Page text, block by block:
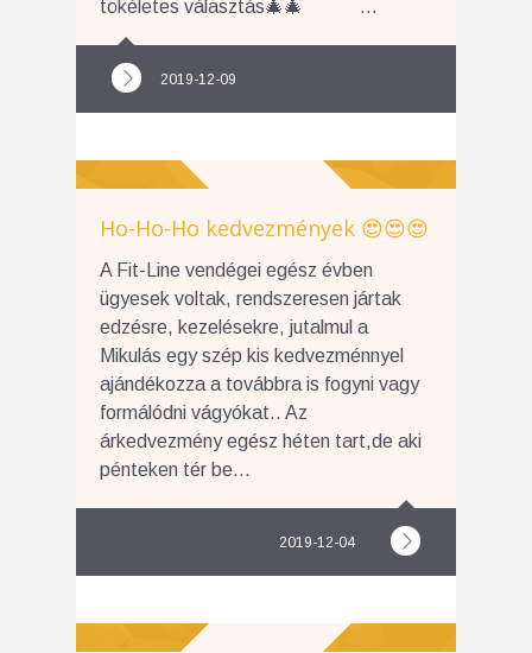
tökéletes választás🎄🎄 ...
2019-12-09
Ho-Ho-Ho kedvezmények 😍😍😍
A Fit-Line vendégei egész évben
ügyesek voltak, rendszeresen jártak
edzésre, kezelésekre, jutalmul a
Mikulás egy szép kis kedvezménnyel
ajándékozza a továbbra is fogyni vagy
formálódni vágyókat.. Az
árkedvezmény egész héten tart,de aki
pénteken tér be...
2019-12-04